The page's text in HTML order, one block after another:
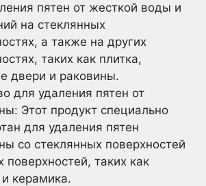
пятен от жесткой воды и
на стеклянных
а также на других
таких как плитка,
двери и раковины.
для удаления пятен от
Этот продукт специально
для удаления пятен
со стеклянных поверхностей
поверхностей, таких как
керамика.